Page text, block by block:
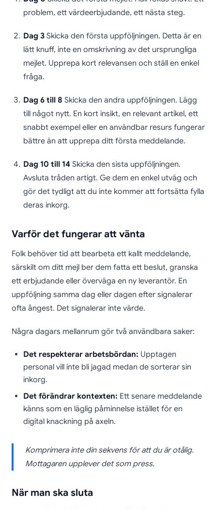
problem, ett värdeerbjudande, ett nästa steg.
Dag 3 Skicka den första uppföljningen. Detta är en
lätt knuff, inte en omskrivning av det ursprungliga
mejlet. Upprepa kort relevansen och ställ en enkel
fråga.
Dag 6 till 8 Skicka den andra uppföljningen. Lägg
till något nytt. En kort insikt, en relevant artikel, ett
snabbt exempel eller en användbar resurs fungerar
bättre än att upprepa ditt första meddelande.
Dag 10 till 14 Skicka den sista uppföljningen.
Avsluta tråden artigt. Ge dem en enkel utväg och
gör det tydligt att du inte kommer att fortsätta fylla
deras inkorg.
Varför det fungerar att vänta
Folk behöver tid att bearbeta ett kallt meddelande,
särskilt om ditt mejl ber dem fatta ett beslut, granska
ett erbjudande eller överväga en ny leverantör. En
uppföljning samma dag eller dagen efter signalerar
ofta ångest. Det signalerar inte värde.
Några dagars mellanrum gör två användbara saker:
Det respekterar arbetsbördan: Upptagen
personal vill inte bli jagad medan de sorterar sin
inkorg.
Det förändrar kontexten: Ett senare meddelande
känns som en läglig påminnelse istället för en
digital knackning på axeln.
Komprimera inte din sekvens för att du är otålig.
Mottagaren upplever det som press.
När man ska sluta